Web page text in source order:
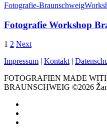
Fotografie-Braunschweig
Fotografie Workshop
1 2 Next
Impressum | Kontakt |
FOTOGRAFIEN MADE
BRAUNSCHWEIG ©2026